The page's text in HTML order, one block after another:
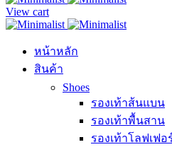
View cart
หน้าหลัก
สินค้า
Shoes
รองเท้าส้นแบน
รองเท้าพื้นสาน
รองเท้าโลฟเฟอ